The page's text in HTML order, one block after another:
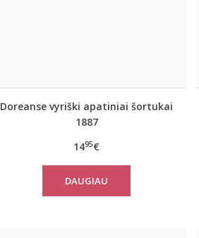
Doreanse vyriški apatiniai šortukai
1887
1495€
DAUGIAU